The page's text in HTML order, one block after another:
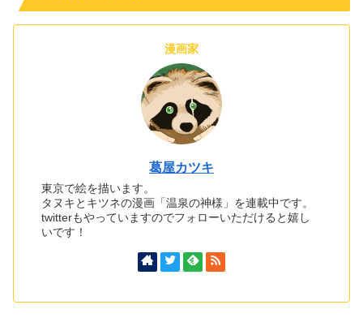
漫画家
葛屋カツキ
東京で絵を描います。
タヌキとキツネの漫画「温泉の神様」を連載中です。
twitterもやっていますのでフォローいただけると嬉し
いです！